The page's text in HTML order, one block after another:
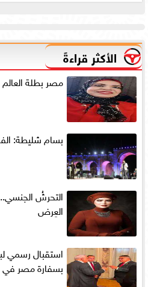
الأكثر قراءةً
مصر بطلة
بسام شليطة:
التحرشُ
العِرض
استقبال رسمي
بسفارة مصر في